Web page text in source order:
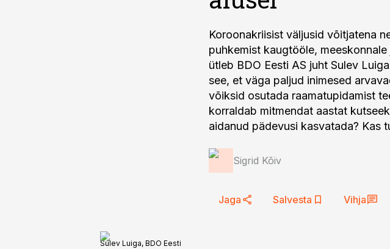
Koroonakriisist väljusid võitjatena
puhkemist kaugtööle,
ütleb BDO Eesti AS juht Sulev
see, et väga paljud inimesed
võiksid osutada raamatupidamist
korraldab mitmendat aastat
aidanud pädevusi kasvatada? Kas
Sigrid Kõiv
Jaga Salvesta Vihja
Sulev Luiga, BDO Eesti